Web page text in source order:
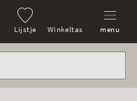
Lijstje Winkeltas menu